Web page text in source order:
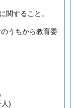
関すること。
うちから教育委
)